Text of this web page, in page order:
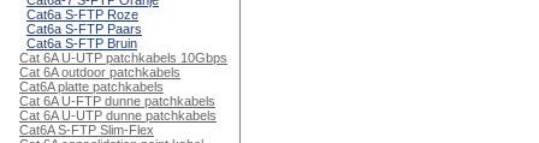
Cat6a S-FTP Roze
Cat6a S-FTP Paars
Cat6a S-FTP Bruin
Cat 6A U-UTP patchkabels 10Gbps
Cat 6A outdoor patchkabels
Cat6A platte patchkabels
Cat 6A U-FTP dunne patchkabels
Cat 6A U-UTP dunne patchkabels
Cat6A S-FTP Slim-Flex